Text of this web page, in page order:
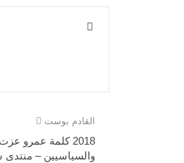
القادم بوست
2018 كلمة عمرو
والسياسيين – منتدى